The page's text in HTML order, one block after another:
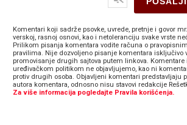
Komentari koji sadrže psovke, uvrede, pretnje i govor
verskoj, rasnoj osnovi, kao i netoleranciju svake vrste
Prilikom pisanja komentara vodite računa o
pravilima. Nije dozvoljeno pisanje komentara isključivo
promovisanje drugih sajtova putem linkova. Komentare
uređivačkom politikom ne objavljujemo, kao ni
protiv drugih osoba. Objavljeni komentari predstavljaju
autora komentara, odnosno nisu stavovi redakcije
Za više informacija pogledajte Pravila korišćenja.